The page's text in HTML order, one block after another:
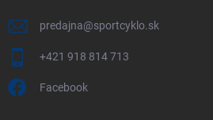
predajna@sportcyklo.sk
+421 918 814 713
Facebook